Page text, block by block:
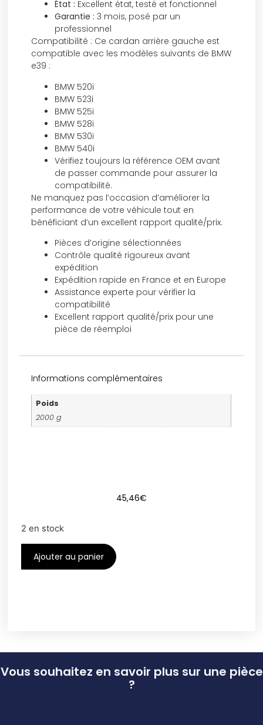
État : Excellent état, testé et fonctionnel
Garantie : 3 mois, posé par un
professionnel
Compatibilité : Ce cardan arrière gauche est
compatible avec les modèles suivants de BMW
e39 :
BMW 520i
BMW 523i
BMW 525i
BMW 528i
BMW 530i
BMW 540i
Vérifiez toujours la référence OEM avant
de passer commande pour assurer la
compatibilité.
Ne manquez pas l’occasion d’améliorer la
performance de votre véhicule tout en
bénéficiant d’un excellent rapport qualité/prix.
Pièces d’origine sélectionnées
Contrôle qualité rigoureux avant
expédition
Expédition rapide en France et en Europe
Assistance experte pour vérifier la
compatibilité
Excellent rapport qualité/prix pour une
pièce de réemploi
Informations complémentaires
Poids
2000 g
45,46€
2 en stock
Ajouter au panier
Vous souhaitez en savoir plus sur une pièce
?